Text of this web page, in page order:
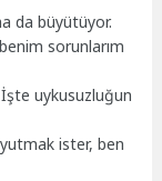
da büyütüyor.
sorunlarım
uykusuzluğun
ister, ben